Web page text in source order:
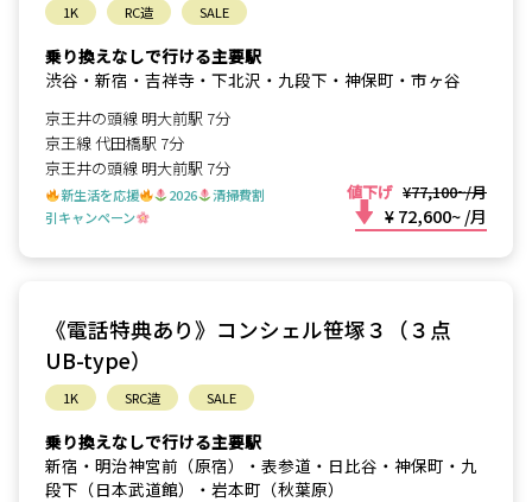
1K RC造 SALE
乗り換えなしで行ける主要駅
渋谷・新宿・吉祥寺・下北沢・九段下・神保町・市ヶ谷
京王井の頭線 明大前駅 7分
京王線 代田橋駅 7分
京王井の頭線 明大前駅 7分
新生活を応援 2026
清掃費割
引キャンペーン
値下げ ¥77,100~/月
¥ 72,600~ /月
《電話特典あり》コンシェル笹塚３（３点
UB-type）
1K SRC造 SALE
乗り換えなしで行ける主要駅
新宿・明治神宮前（原宿）・表参道・日比谷・神保町・九
段下（日本武道館）・岩本町（秋葉原）